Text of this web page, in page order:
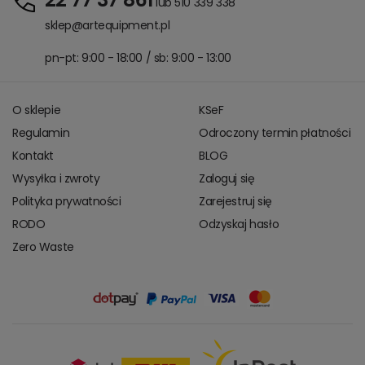
sklep@artequipment.pl
pn-pt: 9:00 - 18:00 / sb: 9:00 - 13:00
O sklepie
Regulamin
Kontakt
Wysyłka i zwroty
Polityka prywatności
RODO
Zero Waste
KSeF
Odroczony termin płatności
BLOG
Zaloguj się
Zarejestruj się
Odzyskaj hasło